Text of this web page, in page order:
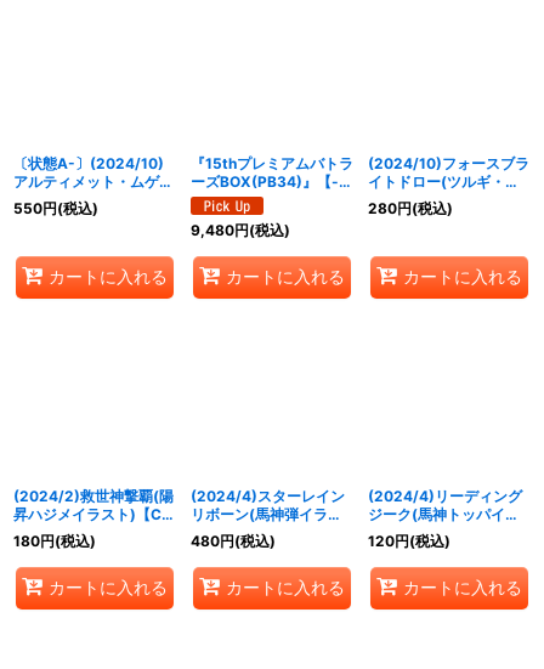
〔状態A-〕(2024/10)
アルティメット・ムゲン
ドラゴン・マックスター
(左向き/illus：
s)【X】{SD67-X01}
《赤》
550円(税込)
カートに入れる
『15thプレミアムバトラ
ーズBOX(PB34)』【-】
{-}《サプライ》
9,480円(税込)
カートに入れる
(2024/10)フォースブラ
イトドロー(ツルギ・タ
テワキイラスト)【C】
{SD55-013}《赤》
280円(税込)
カートに入れる
(2024/2)救世神撃覇(陽
昇ハジメイラスト)【C】
{BS18-074}《赤》
180円(税込)
カートに入れる
(2024/4)スターレイン
リボーン(馬神弾イラス
ト)【C】{BS41-085}
《赤》
480円(税込)
カートに入れる
(2024/4)リーディング
ジーク(馬神トッパイラ
スト)【C】{BS43-091}
《赤》
120円(税込)
カートに入れる